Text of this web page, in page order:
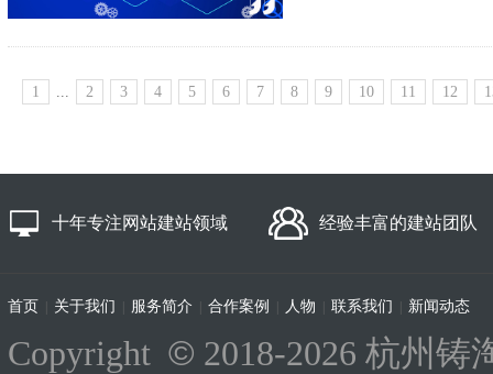
1 ... 2 3 4 5 6 7 8 9 10 11 12
十年专注网站建站领域 经验丰富的建站团队
首页 关于我们 服务简介 合作案例 人物 联系我们 新闻动态
Copyright © 2018-2026 杭州铸